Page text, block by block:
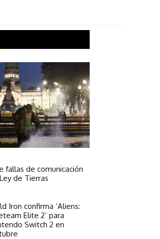
fallas de comunicación
de Tierras
Iron confirma ‘Aliens:
Elite 2’ para
Switch 2 en